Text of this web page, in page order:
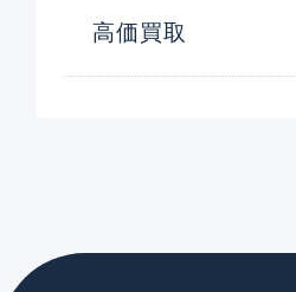
高価買取